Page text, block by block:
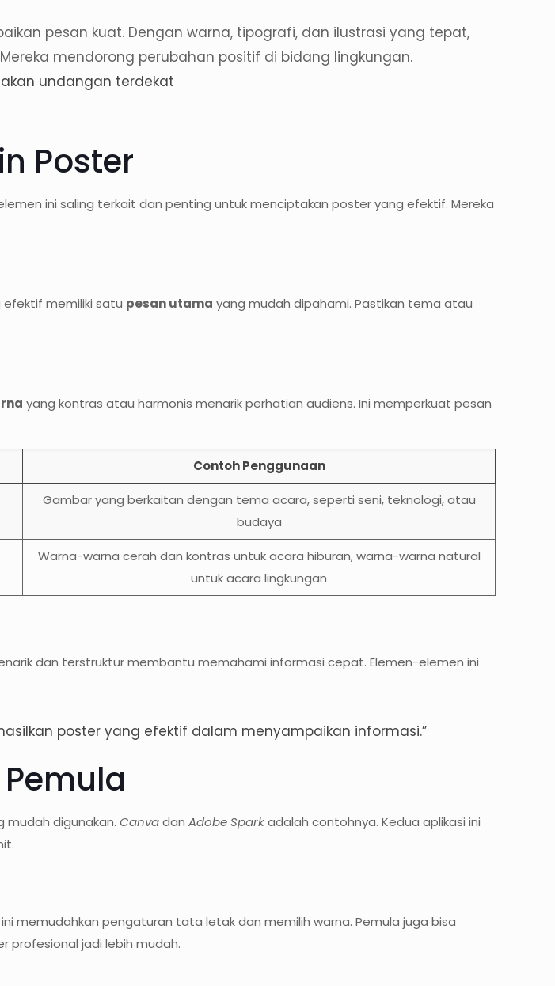
pesan kuat. Dengan warna, tipografi, dan ilustrasi yang tepat,
mendorong perubahan positif di bidang lingkungan.
undangan terdekat
Poster
ini saling terkait dan penting untuk menciptakan poster yang efektif. Mereka
efektif memiliki satu pesan utama yang mudah dipahami. Pastikan tema atau
yang kontras atau harmonis menarik perhatian audiens. Ini memperkuat pesan
Contoh Penggunaan
Gambar yang berkaitan dengan tema acara, seperti seni, teknologi, atau
budaya
Warna-warna cerah dan kontras untuk acara hiburan, warna-warna natural
untuk acara lingkungan
dan terstruktur membantu memahami informasi cepat. Elemen-elemen ini
poster yang efektif dalam menyampaikan informasi.”
mudah digunakan.CanvadanAdobe Sparkadalah contohnya. Kedua aplikasi ini
memudahkan pengaturan tata letak dan memilih warna. Pemula juga bisa
profesional jadi lebih mudah.